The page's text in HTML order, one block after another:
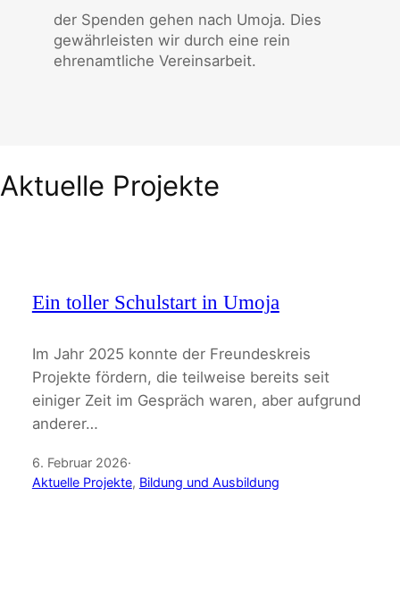
der Spenden gehen nach Umoja. Dies
gewährleisten wir durch eine rein
ehrenamtliche Vereinsarbeit.
Aktuelle Projekte
Ein toller Schulstart in Umoja
Im Jahr 2025 konnte der Freundeskreis
Projekte fördern, die teilweise bereits seit
einiger Zeit im Gespräch waren, aber aufgrund
anderer…
6. Februar 2026·
Aktuelle Projekte, Bildung und Ausbildung